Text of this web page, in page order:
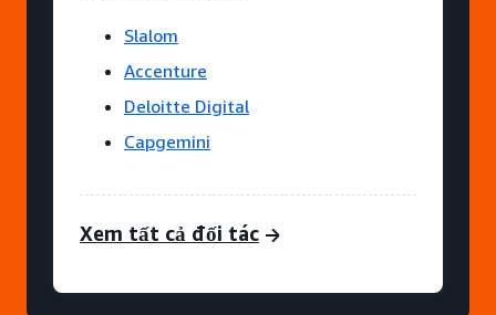
Slalom
Accenture
Deloitte Digital
Capgemini
Xem tất cả đối tác